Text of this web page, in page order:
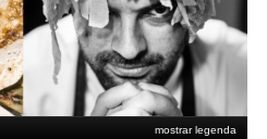
mostrar legenda